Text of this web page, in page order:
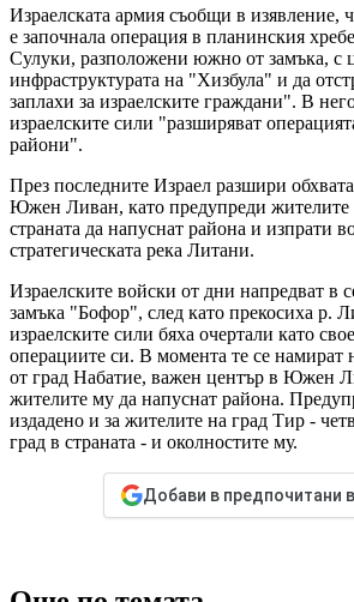
Израелската армия съобщи в изявление,
е започнала операция в планинския
Сулуки, разположени южно от замъка, с
инфраструктурата на "Хизбула" и да
заплахи за израелските граждани". В
израелските сили "разширяват
райони".
През последните Израел разшири
Южен Ливан, като предупреди жителите
страната да напуснат района и изпрати
стратегическата река Литани.
Израелските войски от дни напредват в
замъка "Бофор", след като прекосиха р.
израелските сили бяха очертали като
операциите си. В момента те се намират
от град Набатие, важен център в Южен
жителите му да напуснат района.
издадено и за жителите на град Тир -
град в страната - и околностите му.
Добави в предпочитани